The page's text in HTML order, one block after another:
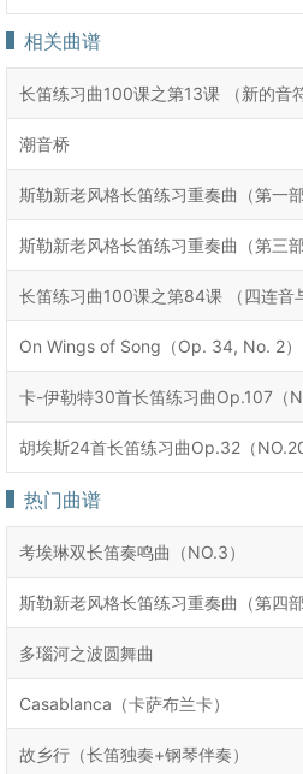
相关曲谱
长笛练习曲100课之第13课 （新的音
潮音桥
斯勒新老风格长笛练习重奏曲（第一
斯勒新老风格长笛练习重奏曲（第三
长笛练习曲100课之第84课 （四连音
On Wings of Song（Op. 34, No. 2）
卡-伊勒特30首长笛练习曲Op.107（
胡埃斯24首长笛练习曲Op.32（NO.20
热门曲谱
考埃琳双长笛奏鸣曲（NO.3）
斯勒新老风格长笛练习重奏曲（第四
多瑙河之波圆舞曲
Casablanca（卡萨布兰卡）
故乡行（长笛独奏+钢琴伴奏）